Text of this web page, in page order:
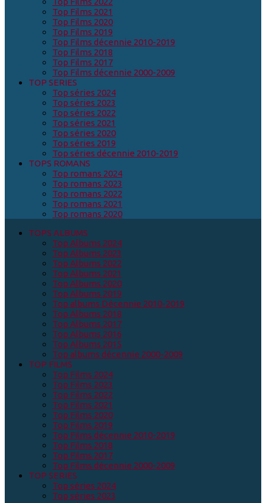
Top Films 2021
Top Films 2020
Top Films 2019
Top Films décennie 2010-2019
Top Films 2018
Top Films 2017
Top Films décennie 2000-2009
TOP SERIES
Top séries 2024
Top séries 2023
Top séries 2022
Top séries 2021
Top séries 2020
Top séries 2019
Top séries décennie 2010-2019
TOPS ROMANS
Top romans 2024
Top romans 2023
Top romans 2022
Top romans 2021
Top romans 2020
TOPS ALBUMS
Top Albums 2024
Top Albums 2023
Top Albums 2022
Top Albums 2021
Top Albums 2020
Top Albums 2019
Top albums Décennie 2010-2019
Top Albums 2018
Top Albums 2017
Top Albums 2016
Top Albums 2015
Top albums décennie 2000-2009
TOP FILMS
Top Films 2024
Top Films 2023
Top Films 2022
Top Films 2021
Top Films 2020
Top Films 2019
Top Films décennie 2010-2019
Top Films 2018
Top Films 2017
Top Films décennie 2000-2009
TOP SERIES
Top séries 2024
Top séries 2023